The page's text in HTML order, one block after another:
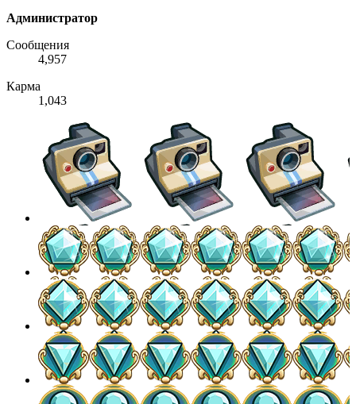
Администратор
Сообщения
4,957
Карма
1,043